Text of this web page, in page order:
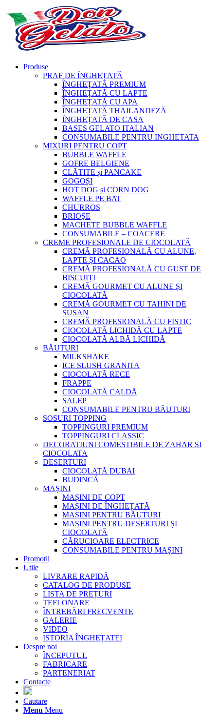
Produse
PRAF DE ÎNGHEȚATĂ
ÎNGHEȚATĂ PREMIUM
ÎNGHEȚATĂ CU LAPTE
ÎNGHEȚATĂ CU APA
ÎNGHEȚATĂ THAILANDEZĂ
ÎNGHEȚATĂ DE CASA
BASES GELATO ITALIAN
CONSUMABILE PENTRU INGHETATA
MIXURI PENTRU COPT
BUBBLE WAFFLE
GOFRE BELGIENE
CLĂTITE și PANCAKE
GOGOȘI
HOT DOG și CORN DOG
WAFFLE PE BAT
CHURROS
BRIOȘE
MACHETE BUBBLE WAFFLE
CONSUMABILE – COACERE
CREME PROFESIONALE DE CIOCOLATĂ
CREMĂ PROFESIONALĂ CU ALUNE,
LAPTE ȘI CACAO
CREMĂ PROFESIONALĂ CU GUST DE
BISCUIȚI
CREMĂ GOURMET CU ALUNE ȘI
CIOCOLATĂ
CREMĂ GOURMET CU TAHINI DE
SUSAN
CREMĂ PROFESIONALĂ CU FISTIC
CIOCOLATĂ LICHIDĂ CU LAPTE
CIOCOLATĂ ALBĂ LICHIDĂ
BĂUTURI
MILKSHAKE
ICE SLUSH GRANITA
CIOCOLATĂ RECE
FRAPPE
CIOCOLATĂ CALDĂ
SALEP
CONSUMABILE PENTRU BĂUTURI
SOSURI TOPPING
TOPPINGURI PREMIUM
TOPPINGURI CLASSIC
DECORATIUNI COMESTIBILE DE ZAHAR SI
CIOCOLATA
DESERTURI
CIOCOLATĂ DUBAI
BUDINCĂ
MAȘINI
MAȘINI DE COPT
MAȘINI DE ÎNGHEȚATĂ
MAȘINI PENTRU BĂUTURI
MAȘINI PENTRU DESERTURI ȘI
CIOCOLATĂ
CĂRUCIOARE ELECTRICE
CONSUMABILE PENTRU MAȘINI
Promotii
Utile
LIVRARE RAPIDĂ
CATALOG DE PRODUSE
LISTA DE PREȚURI
TEFLONARE
ÎNTREBĂRI FRECVENTE
GALERIE
VIDEO
ISTORIA ÎNGHEȚATEI
Despre noi
ÎNCEPUTUL
FABRICARE
PARTENERIAT
Contacte
Cautare
Menu Menu